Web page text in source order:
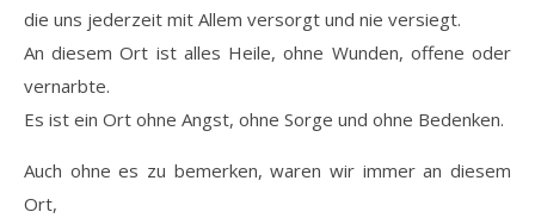
die uns jederzeit mit Allem versorgt und nie versiegt.
An diesem Ort ist alles Heile, ohne Wunden, offene oder
vernarbte.
Es ist ein Ort ohne Angst, ohne Sorge und ohne Bedenken.
Auch ohne es zu bemerken, waren wir immer an diesem
Ort,